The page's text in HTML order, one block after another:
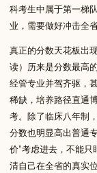
科考生中属于第一梯
业，需要做好冲击全
真正的分数天花板出
读）历来是分数最高
经管专业并驾齐驱，
稀缺，培养路径直通
考。除了临床八年制
分数也明显高出普通
价”考虑进去，不能
清自己在全省的真实